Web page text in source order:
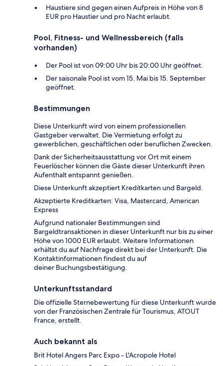
Haustiere sind gegen einen Aufpreis in Höhe von 8
EUR pro Haustier und pro Nacht erlaubt.
Pool, Fitness- und Wellnessbereich (falls
vorhanden)
Der Pool ist von 09:00 Uhr bis 20:00 Uhr geöffnet.
Der saisonale Pool ist vom 15. Mai bis 15. September
geöffnet.
Bestimmungen
Diese Unterkunft wird von einem professionellen
Gastgeber verwaltet. Die Vermietung erfolgt zu
gewerblichen, geschäftlichen oder beruflichen Zwecken.
Dank der Sicherheitsausstattung vor Ort mit einem
Feuerlöscher können die Gäste dieser Unterkunft ihren
Aufenthalt entspannt genießen.
Diese Unterkunft akzeptiert Kreditkarten und Bargeld.
Akzeptierte Kreditkarten: Visa, Mastercard, American
Express
Aufgrund nationaler Bestimmungen sind
Bargeldtransaktionen in dieser Unterkunft nur bis zu einer
Höhe von 1000 EUR erlaubt. Weitere Informationen
erhältst du auf Nachfrage direkt bei der Unterkunft. Die
Kontaktinformationen findest du auf
deiner Buchungsbestätigung.
Unterkunftsstandard
Die offizielle Sternebewertung für diese Unterkunft wurde
von der Französischen Zentrale für Tourismus, ATOUT
France, erstellt.
Auch bekannt als
Brit Hotel Angers Parc Expo - L'Acropole Hotel